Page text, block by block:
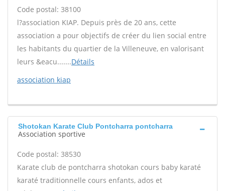
Code postal: 38100
l?association KIAP. Depuis près de 20 ans, cette
association a pour objectifs de créer du lien social entre
les habitants du quartier de la Villeneuve, en valorisant
leurs &eacu.......Détails
association kiap
Shotokan Karate Club Pontcharra pontcharra
Association sportive
Code postal: 38530
Karate club de pontcharra shotokan cours baby karaté
karaté traditionnelle cours enfants, ados et